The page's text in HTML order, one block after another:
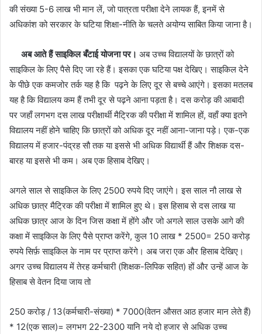
की संख्या 5-6 लाख भी मान लें, जो पात्रता परीक्षा देने लायक हैं, इनमें से
अधिकांश को सरकार के घटिया शिक्षा-नीति के चलते अयोग्य साबित किया जाना है।
अब आते हैं साइकिल बँटाई योजना पर। अब उच्च विद्यालयों के छात्रों को
साइकिल के लिए पैसे दिए जा रहे हैं। इसका एक घटिया पक्ष देखिए। साइकिल देने
के पीछे एक कमजोर तर्क यह है कि पढ़ने के लिए दूर से बच्चे आएंगे। इसका मतलब
यह है कि विद्यालय कम हैं तभी दूर से पढ़ने आना पड़ता है। दस करोड़ की आबादी
पर जहाँ लगभग दस लाख परीक्षार्थी मैट्रिक की परीक्षा में शामिल हों, वहाँ क्या इतने
विद्यालय नहीं होने चाहिए कि छात्रों को अधिक दूर नहीं आना-जाना पड़े। एक-एक
विद्यालय में हजार-पंद्रह सौ तक या इससे भी अधिक विद्यार्थी हैं और शिक्षक दस-
बारह या इससे भी कम। अब एक हिसाब देखिए।
अगले साल से साइकिल के लिए 2500 रुपये दिए जाएंगे। इस साल नौ लाख से
अधिक छात्र मैट्रिक की परीक्षा में शामिल हुए थे। इस हिसाब से दस लाख या
अधिक छात्र आज के दिन जिस कक्षा में होंगे और जो अगले साल उसके आगे की
कक्षा में साइकिल के लिए पैसे प्राप्त करेंगे, कुल 10 लाख * 2500= 250 करोड़
रुपये सिर्फ़ साइकिल के नाम पर प्राप्त करेंगे। अब जरा एक और हिसाब देखिए।
अगर उच्च विद्यालय में तेरह कर्मचारी (शिक्षक-लिपिक सहित) हों और उन्हें आज के
हिसाब से वेतन दिया जाय तो
250 करोड़ / 13(कर्मचारी-संख्या) * 7000(वेतन औसत आठ हजार मान लेते हैं)
* 12(एक साल)= लगभग 22-2300 यानि नये दो हजार से अधिक उच्च